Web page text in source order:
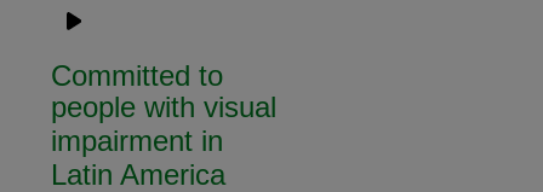
Committed to
people with visual
impairment in
Latin America